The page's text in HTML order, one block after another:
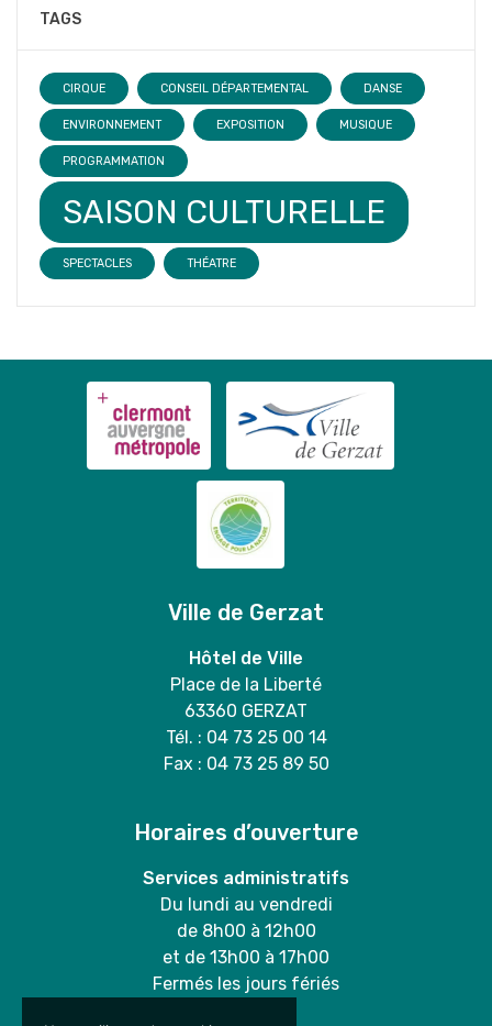
TAGS
CIRQUE CONSEIL DÉPARTEMENTAL DANSE
ENVIRONNEMENT EXPOSITION MUSIQUE
PROGRAMMATION
SAISON CULTURELLE
SPECTACLES THÉATRE
Ville de Gerzat
Hôtel de Ville
Place de la Liberté
63360 GERZAT
Tél. : 04 73 25 00 14
Fax : 04 73 25 89 50
Horaires d’ouverture
Services administratifs
Du lundi au vendredi
de 8h00 à 12h00
et de 13h00 à 17h00
Fermés les jours fériés